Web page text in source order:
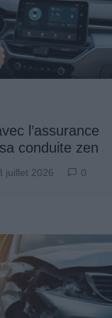
l’assurance
conduite zen
juillet 2026 0